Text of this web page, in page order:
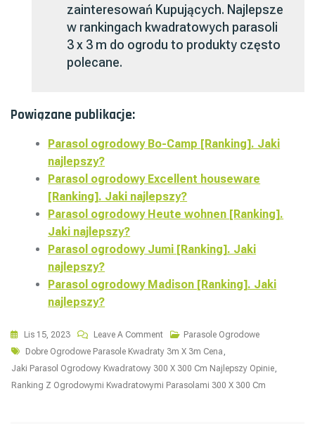
zainteresowań Kupujących. Najlepsze
w rankingach kwadratowych parasoli
3 x 3 m do ogrodu to produkty często
polecane.
Powiązane publikacje:
Parasol ogrodowy Bo-Camp [Ranking]. Jaki
najlepszy?
Parasol ogrodowy Excellent houseware
[Ranking]. Jaki najlepszy?
Parasol ogrodowy Heute wohnen [Ranking].
Jaki najlepszy?
Parasol ogrodowy Jumi [Ranking]. Jaki
najlepszy?
Parasol ogrodowy Madison [Ranking]. Jaki
najlepszy?
Lis 15, 2023 Leave A CommentOn
Parasol
Kwadratowy
Ogrodowy
Parasole Ogrodowe
Tags
Dobre Ogrodowe Parasole Kwadraty 3m X 3m Cena ,
Jaki Parasol Ogrodowy Kwadratowy 300 X 300 Cm Najlepszy Opinie,
Ranking Z Ogrodowymi Kwadratowymi Parasolami 300 X 300 Cm